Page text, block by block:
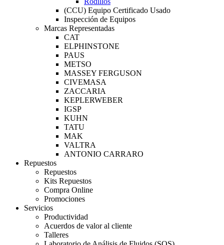
(CCU) Equipo Certificado Usado
Inspección de Equipos
Marcas Representadas
CAT
ELPHINSTONE
PAUS
METSO
MASSEY FERGUSON
CIVEMASA
ZACCARIA
KEPLERWEBER
IGSP
KUHN
TATU
MAK
VALTRA
ANTONIO CARRARO
Repuestos
Repuestos
Kits Repuestos
Compra Online
Promociones
Servicios
Productividad
Acuerdos de valor al cliente
Talleres